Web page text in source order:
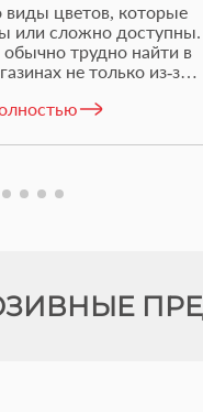
виды цветов, которые
или сложно доступны.
обычно трудно найти в
не только из-за